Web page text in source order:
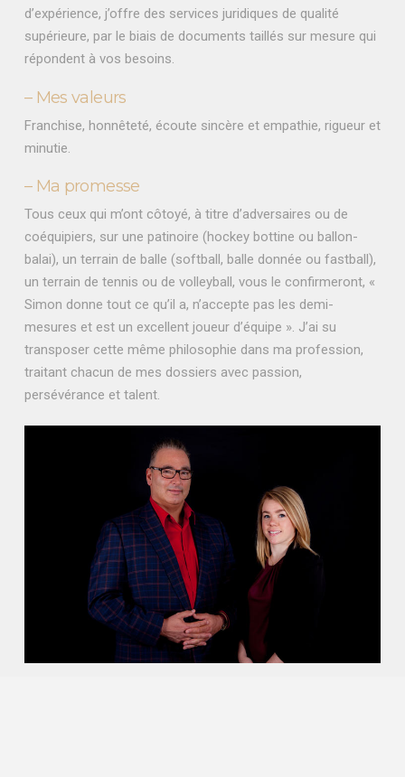
d’expérience, j’offre des services juridiques de qualité
supérieure, par le biais de documents taillés sur mesure qui
répondent à vos besoins.
– Mes valeurs
Franchise, honnêteté, écoute sincère et empathie, rigueur et
minutie.
– Ma promesse
Tous ceux qui m’ont côtoyé, à titre d’adversaires ou de
coéquipiers, sur une patinoire (hockey bottine ou ballon-
balai), un terrain de balle (softball, balle donnée ou fastball),
un terrain de tennis ou de volleyball, vous le confirmeront, «
Simon donne tout ce qu’il a, n’accepte pas les demi-
mesures et est un excellent joueur d’équipe ». J’ai su
transposer cette même philosophie dans ma profession,
traitant chacun de mes dossiers avec passion,
persévérance et talent.